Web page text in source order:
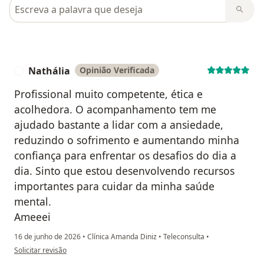
Pesquisar em opiniões
Nathália Opinião Verificada
Profissional muito competente, ética e
acolhedora. O acompanhamento tem me
ajudado bastante a lidar com a ansiedade,
reduzindo o sofrimento e aumentando minha
confiança para enfrentar os desafios do dia a
dia. Sinto que estou desenvolvendo recursos
importantes para cuidar da minha saúde
mental.
Ameeei
16 de junho de 2026 • Clínica Amanda Diniz • Teleconsulta •
na opinião do utilizador Nathália
Solicitar revisão